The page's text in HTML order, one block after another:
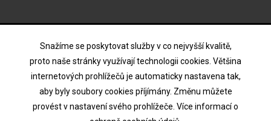
Snažíme se poskytovat služby v co nejvyšší kvalitě,
proto naše stránky využívají technologii cookies. Většina
internetových prohlížečů je automaticky nastavena tak,
aby byly soubory cookies příjímány. Změnu můžete
provést v nastavení svého prohlížeče. Více informací o
Souhlasím s podmínkami a zásadami ochrany osobních
údajů